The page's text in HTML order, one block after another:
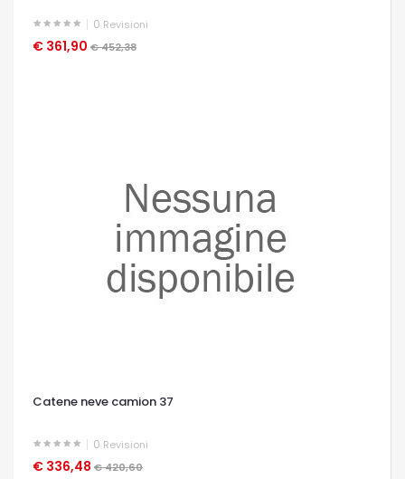
0 Revisioni
€ 361,90 € 452,38
OCCHIATA VELOCE
Catene neve camion 37
0 Revisioni
€ 336,48 € 420,60
OCCHIATA VELOCE